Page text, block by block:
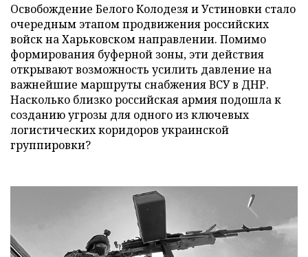
Освобождение Белого Колодезя и Устиновки стало
очередным этапом продвижения российских
войск на Харьковском направлении. Помимо
формирования буферной зоны, эти действия
открывают возможность усилить давление на
важнейшие маршруты снабжения ВСУ в ДНР.
Насколько близко российская армия подошла к
созданию угрозы для одного из ключевых
логистических коридоров украинской
группировки?